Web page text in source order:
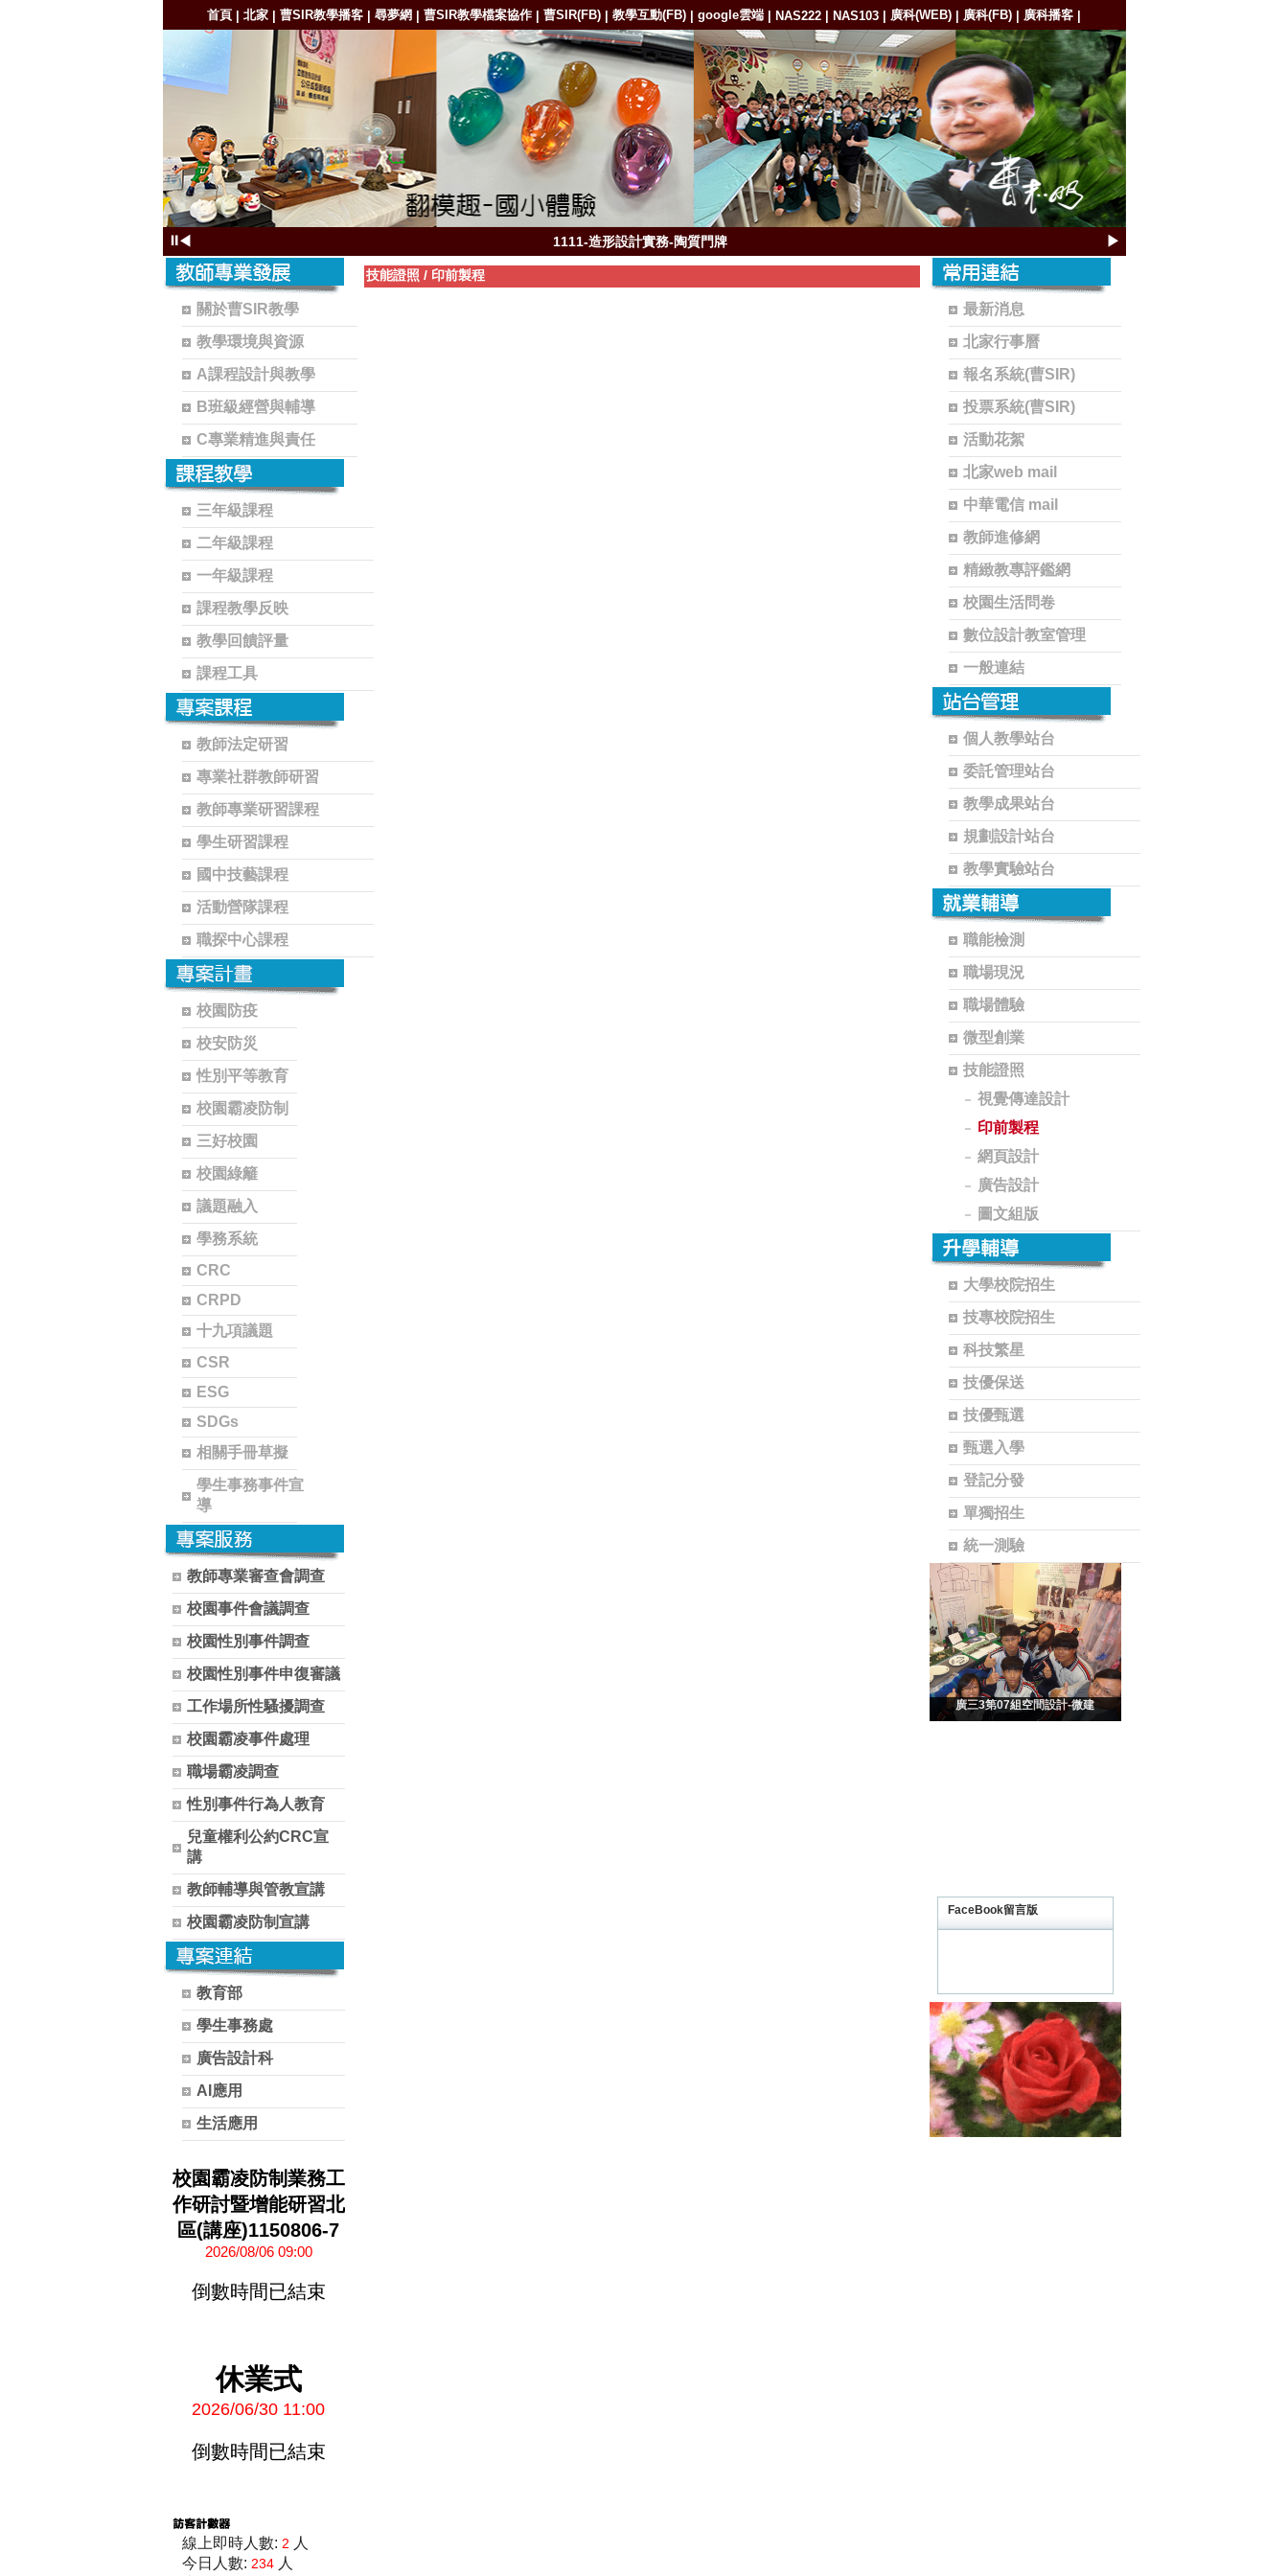
首頁 | 北家 | 曹SIR教學播客 | 尋夢網 | 曹SIR教學檔案協作 | 曹SIR(FB) | 教學互動(FB) | google雲端 | NAS222 | NAS103 | 廣科(WEB) | 廣科(FB) | 廣科播客 |
⏸◀
1111-1111208彰藝中課程體驗-玻璃瓶彩繪
1111-1111111優A3深化教師教學專業-樂陶陶-陶碗
1111-造形設計實務-翻模
1111-造形設計實務-陶質門牌
1101-造形設計實務-陶碗
▶
關於曹SIR教學
教學環境與資源
A課程設計與教學
B班級經營與輔導
C專業精進與責任
三年級課程
二年級課程
一年級課程
課程教學反映
教學回饋評量
課程工具
教師法定研習
專業社群教師研習
教師專業研習課程
學生研習課程
國中技藝課程
活動營隊課程
職探中心課程
校園防疫
校安防災
性別平等教育
校園霸凌防制
三好校園
校園綠籬
議題融入
學務系統
CRC
CRPD
十九項議題
CSR
ESG
SDGs
相關手冊草擬
學生事務事件宣
導
教師專業審查會調查
校園事件會議調查
校園性別事件調查
校園性別事件申復審議
工作場所性騷擾調查
校園霸凌事件處理
職場霸凌調查
性別事件行為人教育
兒童權利公約CRC宣
講
教師輔導與管教宣講
校園霸凌防制宣講
教育部
學生事務處
廣告設計科
AI應用
生活應用
校園霸凌防制業務工
作研討暨增能研習北
區(講座)1150806-7
2026/08/06 09:00
倒數時間已結束
休業式
2026/06/30 11:00
倒數時間已結束
線上即時人數: 2 人
今日人數: 234人
技能證照 / 印前製程
最新消息
北家行事曆
報名系統(曹SIR)
投票系統(曹SIR)
活動花絮
北家web mail
中華電信 mail
教師進修網
精緻教專評鑑網
校園生活問卷
數位設計教室管理
一般連結
個人教學站台
委託管理站台
教學成果站台
規劃設計站台
教學實驗站台
職能檢測
職場現況
職場體驗
微型創業
技能證照
視覺傳達設計
印前製程
網頁設計
廣告設計
圖文組版
大學校院招生
技專校院招生
科技繁星
技優保送
技優甄選
甄選入學
登記分發
單獨招生
統一測驗
廣三3第07組空間設計-微建
FaceBook留言版